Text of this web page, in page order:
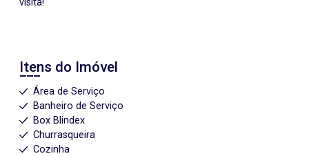
visita!
Itens do Imóvel
Área de Serviço
Banheiro de Serviço
Box Blindex
Churrasqueira
Cozinha